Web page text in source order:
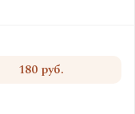
180 руб.